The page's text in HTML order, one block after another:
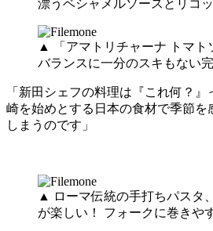
漂うベシャメルソースとリコ
▲ 「アマトリチャーナ トマト
バランスに一分のスキもない
「新田シェフの料理は『これ何？
崎を始めとする日本の食材で季節
しまうのです」
▲ ローマ伝統の手打ちパスタ
が楽しい！ フォークに巻きや